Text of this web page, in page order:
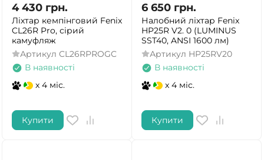
4 430 грн.
Ліхтар кемпінговий Fenix
CL26R Pro, сірий
камуфляж
Артикул CL26RPROGC
В наявності
x 4 міс.
Купити
6 650 грн.
Налобний ліхтар Fenix
HP25R V2. 0 (LUMINUS
SST40, ANSI 1600 лм)
Артикул HP25RV20
В наявності
x 4 міс.
Купити